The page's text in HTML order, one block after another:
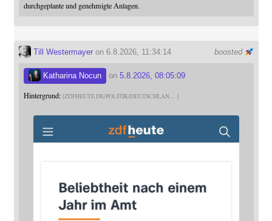
durchgeplante und genehmigte Anlagen.
boosted
Till Westermayeron 6.8.2026, 11:34:14
Katharina Nocun on 5.8.2026, 08:05:09
Hintergrund: ZDFHEUTE.DE/POLITIK/DEUTSCHLAN